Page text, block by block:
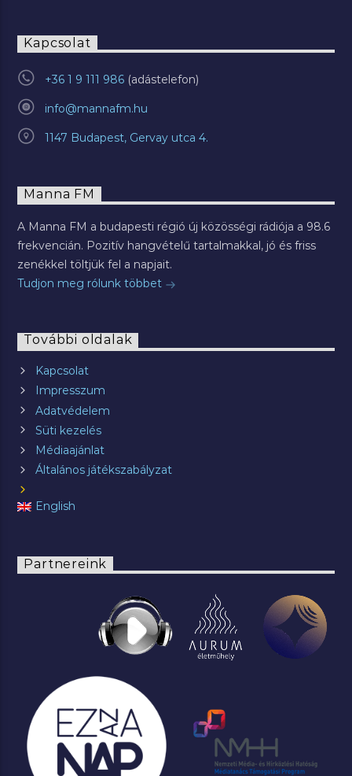
Kapcsolat
+36 1 9 111 986
info@mannafm.hu
1147 Budapest, Gervay utca 4.
Manna FM
A Manna FM a budapesti régió új közösségi rádiója a 98.6
frekvencián. Pozitív hangvételű tartalmakkal, jó és friss
zenékkel töltjük fel a napjait.
Tudjon meg rólunk többet
További oldalak
Kapcsolat
Impresszum
Adatvédelem
Süti kezelés
Médiaajánlat
Általános játékszabályzat
English
Partnereink